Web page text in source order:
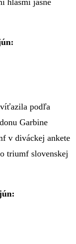
podľa
Garbine
v diváckej ankete
triumf slovenskej